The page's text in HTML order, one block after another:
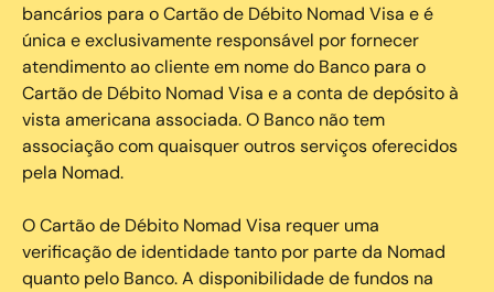
bancários para o Cartão de Débito Nomad Visa e é
única e exclusivamente responsável por fornecer
atendimento ao cliente em nome do Banco para o
Cartão de Débito Nomad Visa e a conta de depósito à
vista americana associada. O Banco não tem
associação com quaisquer outros serviços oferecidos
pela Nomad.
O Cartão de Débito Nomad Visa requer uma
verificação de identidade tanto por parte da Nomad
quanto pelo Banco. A disponibilidade de fundos na